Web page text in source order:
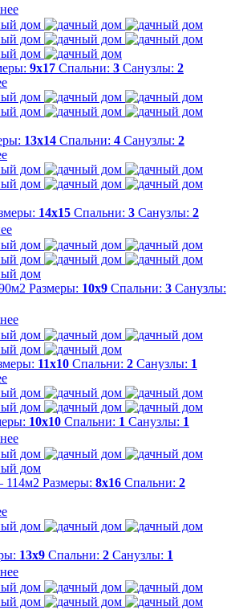
9х17 Спальни: 3 Санузлы: 2
13х14 Спальни: 4 Санузлы: 2
14х15 Спальни: 3 Санузлы: 2
Размеры: 10х9 Спальни: 3 Санузлы:
11х10 Спальни: 2 Санузлы: 1
10х10 Спальни: 1 Санузлы: 1
114м2 Размеры: 8х16 Спальни: 2
13х9 Спальни: 2 Санузлы: 1